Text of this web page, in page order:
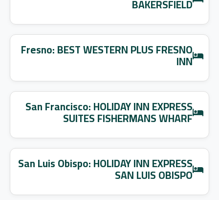
BAKERSFIELD
Fresno: BEST WESTERN PLUS FRESNO
INN
San Francisco: HOLIDAY INN EXPRESS
SUITES FISHERMANS WHARF
San Luis Obispo: HOLIDAY INN EXPRESS
SAN LUIS OBISPO